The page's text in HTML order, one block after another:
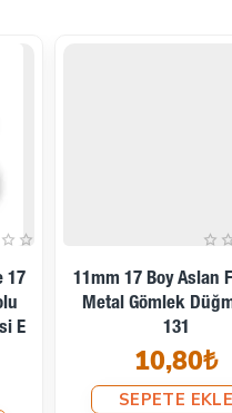
Hafif Bombeli Mont Ve Kaban
Düğmesi 29 Mm E 726
SEPETE EKLE